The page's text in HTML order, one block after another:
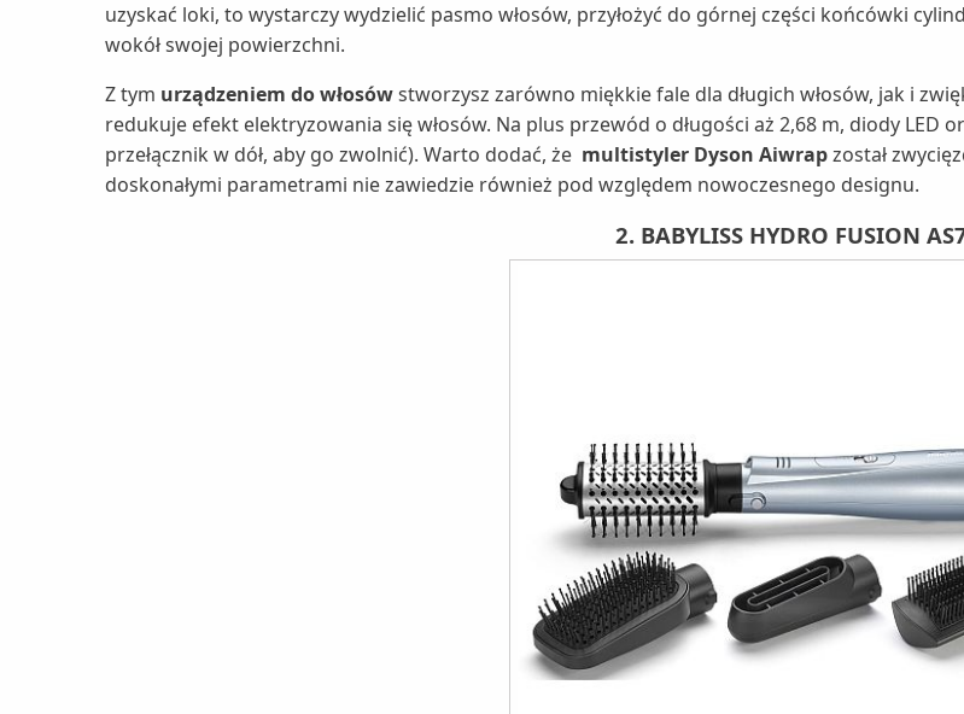
uzyskać loki, to wystarczy wydzielić pasmo włosów, przyłożyć do górnej części końcówki
wokół swojej powierzchni.
Z tym urządzeniem do włosówstworzysz zarówno miękkie fale dla długich włosów, jak i
redukuje efekt elektryzowania się włosów. Na plus przewód o długości aż 2,68 m, diody LED
przełącznik w dół, aby go zwolnić). Warto dodać, że multistyler Dyson Aiwrapzostał
doskonałymi parametrami nie zawiedzie również pod względem nowoczesnego designu.
2. BABYLISS HYDRO FUSION